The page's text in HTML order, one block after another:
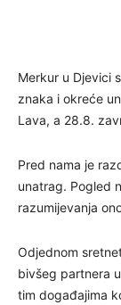
Merkur u Djevici
znaka i okreće
Lava, a 28.8.
Pred nama je
unatrag. Pogled
razumijevanja
Odjednom
bivšeg partnera
tim događajima